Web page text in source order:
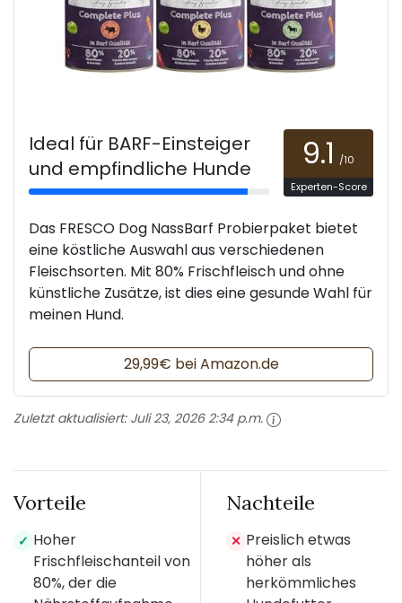
Ideal für BARF-Einsteiger
und empfindliche Hunde
9.1 /10
Experten-Score
Das FRESCO Dog NassBarf Probierpaket bietet
eine köstliche Auswahl aus verschiedenen
Fleischsorten. Mit 80% Frischfleisch und ohne
künstliche Zusätze, ist dies eine gesunde Wahl für
meinen Hund.
29,99€ bei Amazon.de
Zuletzt aktualisiert: Juli 23, 2026 2:34 p.m.
Vorteile
✓ Hoher
Frischfleischanteil von
80%, der die
Nachteile
✕ Preislich etwas
höher als
herkömmliches